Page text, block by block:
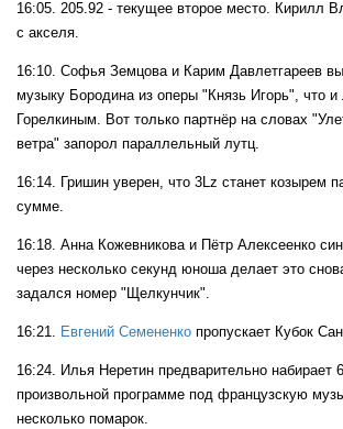
16:05. 205.92 - текущее второе место. Кирилл
с акселя.
16:10. Софья Земцова и Карим Давлетгареев
музыку Бородина из оперы "Князь Игорь", что и
Горелкиным. Вот только партнёр на словах
ветра" запорол параллельный лутц.
16:14. Гришин уверен, что 3Lz станет козырем
сумме.
16:18. Анна Кожевникова и Пётр Алексеенко
через несколько секунд юноша делает это
задался номер "Щелкунчик".
16:21. Евгений Семененко пропускает Кубок
16:24. Илья Неретин предварительно набирает
произвольной программе под французскую
несколько помарок.